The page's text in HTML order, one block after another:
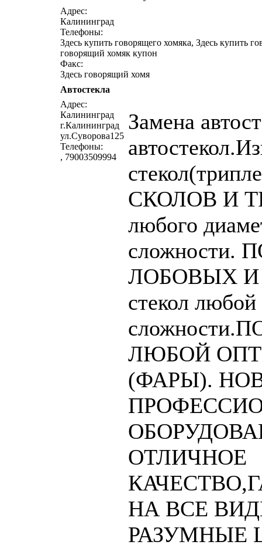
Адрес:
Калининград
Телефоны:
Здесь купить говорящего хомяка, Здесь купить
говорящий хомяк купон
Факс:
Здесь говорящий хомя
Автостекла
Адрес:
Калининград
г.Калининград
ул.Суворова125
Телефоны:
, 79003509994
Замена
СКОЛОВ И
любого
сложности.
ЛОБОВЫХ
стекол любой
ЛЮБОЙ
(ФАРЫ).
ОТЛИЧНОЕ
НА ВСЕ
РАЗУМНЫЕ